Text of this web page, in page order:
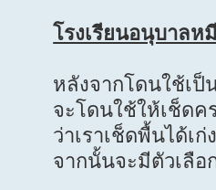
โรงเรียนอนุบาลห
หลังจากโดนใช้เป็
จะโดนใช้ให้เช็ด
ว่าเราเช็ดพื้นได้เก่
จากนั้นจะมีตัวเลื